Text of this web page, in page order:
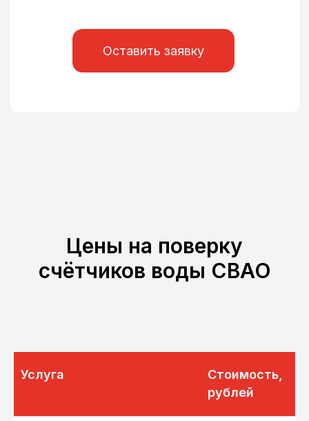
Цены на поверку
счётчиков воды СВАО
Услуга
Стоимость,
рублей